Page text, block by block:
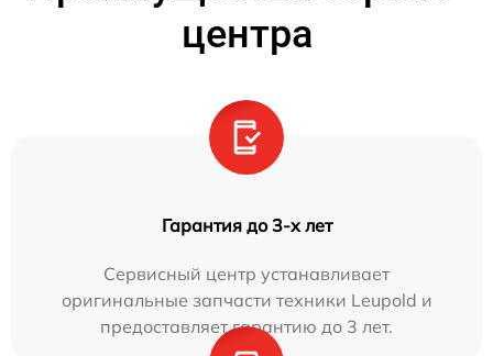
центра
Гарантия до 3-х лет
Сервисный центр устанавливает
оригинальные запчасти техники Leupold и
предоставляет гарантию до 3 лет.